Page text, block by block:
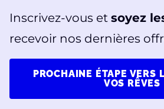
Inscrivez-vous et soyez
recevoir nos dernières
PROCHAINE ÉTAPE VERS
VOS RÊVES